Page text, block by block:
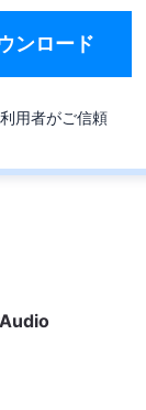
ンロード
用者がご信頼